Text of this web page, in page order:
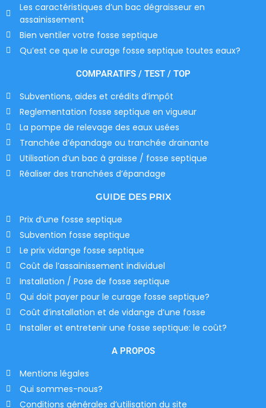
Les caractéristiques d’un bac dégraisseur en
assainissement
Bien ventiler votre fosse septique
Qu’est ce que le curage fosse septique toutes eaux?
COMPARATIFS / TEST / TOP
Subventions, aides et crédits d’impôt
Reglementation fosse septique en vigueur
La pompe de relevage des eaux usées
Tranchée d’épandage ou tranchée drainante
Utilisation d’un bac à graisse / fosse septique
Réaliser des tranchées d’épandage
GUIDE DES PRIX
Prix d’une fosse septique
Subvention fosse septique
Le prix vidange fosse septique
Coût de l’assainissement individuel
Installation / Pose de fosse septique
Qui doit payer pour le curage fosse septique?
Coût d’installation et de vidange d’une fosse
Installer et entretenir une fosse septique: le coût?
A PROPOS
Mentions légales
Qui sommes-nous?
Conditions générales d’utilisation du site